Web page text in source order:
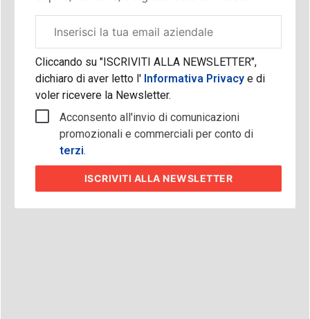
aziendale
Cliccando su "ISCRIVITI ALLA NEWSLETTER",
dichiaro di aver letto l'Informativa Privacy e di
voler ricevere la Newsletter.
Acconsento all'invio di comunicazioni
promozionali e commerciali per conto di
terzi.
ISCRIVITI ALLA NEWSLETTER